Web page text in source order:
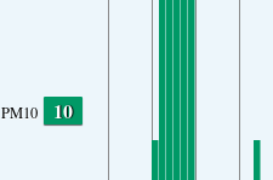
PM10 10